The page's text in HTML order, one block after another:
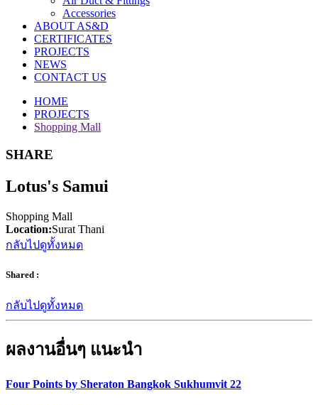
Accessories
ABOUT AS&D
CERTIFICATES
PROJECTS
NEWS
CONTACT US
HOME
PROJECTS
Shopping Mall
SHARE
Lotus's Samui
Shopping Mall
Location:Surat Thani
กลับไปดูทั้งหมด
Shared :
กลับไปดูทั้งหมด
ผลงานอื่นๆ แนะนำ
Four Points by Sheraton Bangkok Sukhumvit 22